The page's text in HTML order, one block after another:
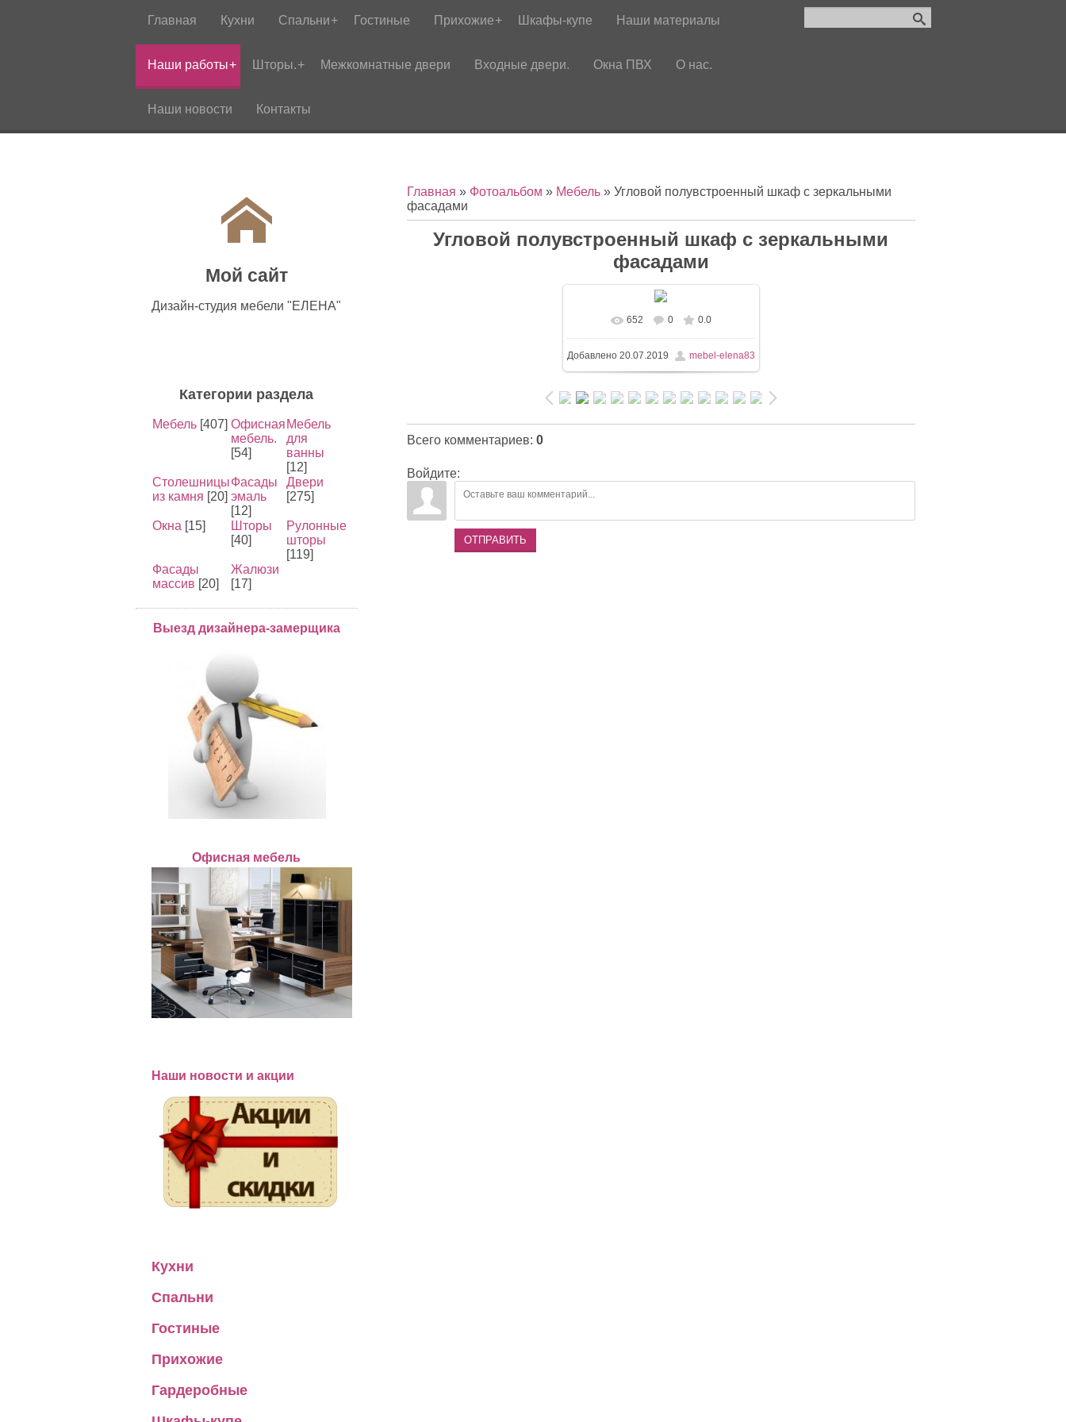
Главная Кухни Спальни Гостиные Прихожие Шкафы-купе Наши материалы
Наши работы Шторы. Межкомнатные двери Входные двери. Окна ПВХ О нас.
Наши новости Контакты
Мой сайт
Дизайн-студия мебели "ЕЛЕНА"
Главная » Фотоальбом » Мебель» Угловой полувстроенный шкаф с зеркальными
фасадами
Угловой полувстроенный шкаф с зеркальными
фасадами
652 0 0.0
Добавлено20.07.2019 mebel-elena83
Всего комментариев: 0
Войдите:
ОТПРАВИТЬ
Категории раздела
Мебель [407] Офисная
мебель.
[54]
Мебель
для
ванны
[12]
Столешницы
из камня [20]
Фасады
эмаль
[12]
Двери
[275]
Окна [15]
Шторы
[40]
Рулонные
шторы
[119]
Фасады
массив [20]
Жалюзи
[17]
Выезд дизайнера-замерщика
Офисная мебель
Наши новости и акции
Кухни
Спальни
Гостиные
Прихожие
Гардеробные